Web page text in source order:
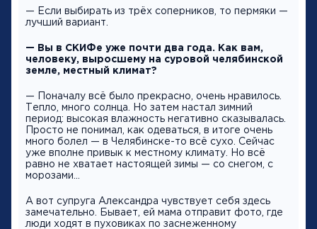
— Если выбирать из трёх соперников, то пермяки —
лучший вариант.
— Вы в СКИФе уже почти два года. Как вам,
человеку, выросшему на суровой челябинской
земле, местный климат?
— Поначалу всё было прекрасно, очень нравилось.
Тепло, много солнца. Но затем настал зимний
период: высокая влажность негативно сказывалась.
Просто не понимал, как одеваться, в итоге очень
много болел — в Челябинске-то всё сухо. Сейчас
уже вполне привык к местному климату. Но всё
равно не хватает настоящей зимы — со снегом, с
морозами…
А вот супруга Александра чувствует себя здесь
замечательно. Бывает, ей мама отправит фото, где
люди ходят в пуховиках по заснеженному